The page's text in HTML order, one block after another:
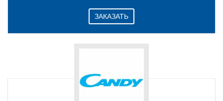
ЗАКАЗАТЬ